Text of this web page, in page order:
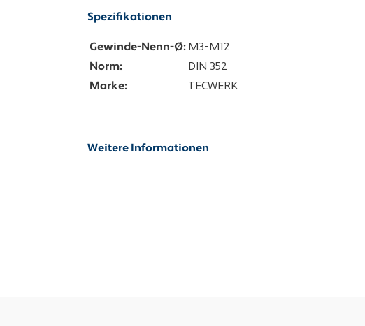
Spezifikationen
Gewinde-Nenn-Ø: M3-M12
Norm:
DIN 352
Marke:
TECWERK
Weitere Informationen